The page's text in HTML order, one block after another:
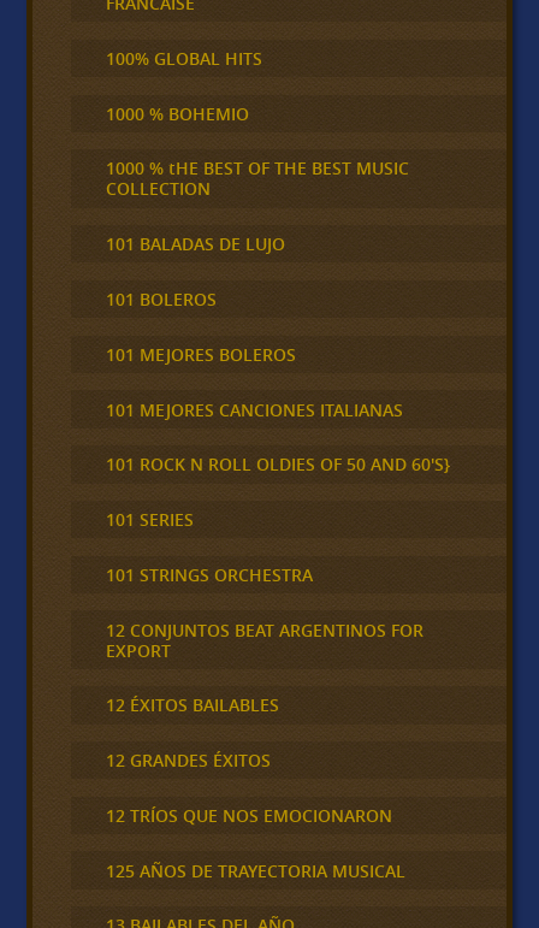
100% GLOBAL HITS
1000 % BOHEMIO
1000 % tHE BEST OF THE BEST MUSIC
COLLECTION
101 BALADAS DE LUJO
101 BOLEROS
101 MEJORES BOLEROS
101 MEJORES CANCIONES ITALIANAS
101 ROCK N ROLL OLDIES OF 50 AND 60'S}
101 SERIES
101 STRINGS ORCHESTRA
12 CONJUNTOS BEAT ARGENTINOS FOR
EXPORT
12 ÉXITOS BAILABLES
12 GRANDES ÉXITOS
12 TRÍOS QUE NOS EMOCIONARON
125 AÑOS DE TRAYECTORIA MUSICAL